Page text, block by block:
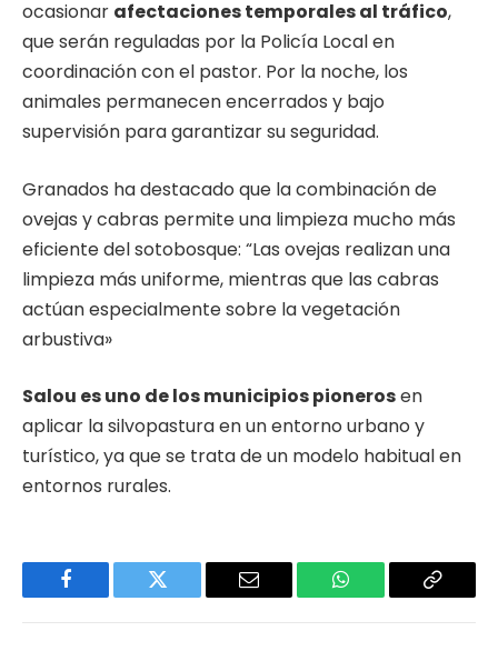
ocasionar afectaciones temporales al tráfico,
que serán reguladas por la Policía Local en
coordinación con el pastor. Por la noche, los
animales permanecen encerrados y bajo
supervisión para garantizar su seguridad.
Granados ha destacado que la combinación de
ovejas y cabras permite una limpieza mucho más
eficiente del sotobosque: “Las ovejas realizan una
limpieza más uniforme, mientras que las cabras
actúan especialmente sobre la vegetación
arbustiva»
Salou es uno de los municipios pionerosen
aplicar la silvopastura en un entorno urbano y
turístico, ya que se trata de un modelo habitual en
entornos rurales.
Facebook Twitter Email WhatsApp Copy